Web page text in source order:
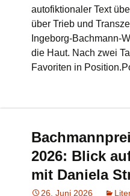
autofiktionaler Text
über Trieb und
Ingeborg-Bachmann-
die Haut. Nach zwei
Favoriten in
2026: Blick
mit Daniela
26. Juni 2026